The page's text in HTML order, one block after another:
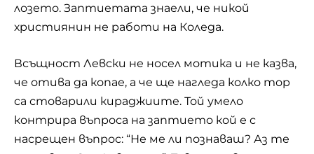
лозето. Заптиетата знаели, че никой
християнин не работи на Коледа.
Всъщност Левски не носел мотика и не казва,
че отива да копае, а че ще нагледа колко тор
са стоварили кираджиите. Той умело
контрира въпроса на заптието кой е с
насрещен въпрос: “Не ме ли познаваш? Аз те